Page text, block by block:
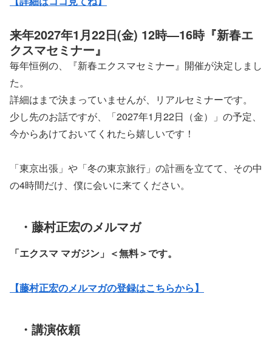
来年2027年1月22日(金) 12時―16時『新春エ
クスマセミナー』
毎年恒例の、『新春エクスマセミナー』開催が決定しまし
た。
詳細はまで決まっていませんが、リアルセミナーです。
少し先のお話ですが、「2027年1月22日（金）」の予定、
今からあけておいてくれたら嬉しいです！
「東京出張」や「冬の東京旅行」の計画を立てて、その中
の4時間だけ、僕に会いに来てください。
・藤村正宏のメルマガ
「エクスマ マガジン」 ＜無料＞です。
【藤村正宏のメルマガの登録はこちらから】
・講演依頼